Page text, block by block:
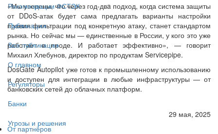
Рекомендации ФСТЭК
Публикации
Все публикации
О главном
Регуляторы
Банки
Угрозы и решения
«Мы уверены, что через год-двa подход, когда система защиты
от DDoS-атак будет сама предлагать варианты настройки
правил фильтрации под конкретную атаку, станет стандартом
рынка. Но сейчас мы — единственные в России, у кого это уже
работает в проде. И работает эффективно», — говорит
Михаил Хлебунов, директор по продуктам Servicepipe.
DosGate Autopilot уже готов к промышленному использованию
и доступен для интеграции в любые инфраструктуры — от
банковских сетей до облачных платформ.
29 мая, 2025
От партнёров